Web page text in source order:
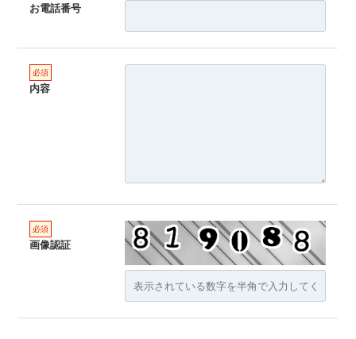
お電話番号
内容
画像認証